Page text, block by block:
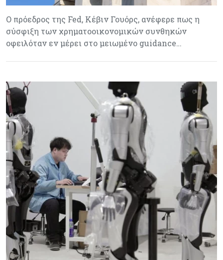
Ο πρόεδρος της Fed, Κέβιν Γουόρς, ανέφερε πως η
σύσφιξη των χρηματοοικονομικών συνθηκών
οφειλόταν εν μέρει στο μειωμένο guidance…